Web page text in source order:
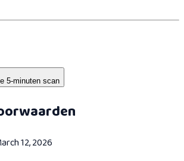
5-minuten scan
12, 2026